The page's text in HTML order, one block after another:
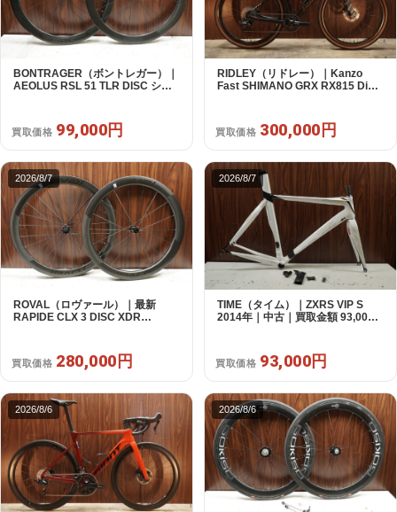
BONTRAGER（ボントレガー）｜
AEOLUS RSL 51 TLR DISC シマ
買取価格 99,000円
RIDLEY（リドレー）｜Kanzo
Fast SHIMANO GRX RX815 Di2
買取価格 300,000円
2026/8/7
ROVAL（ロヴァール）｜最新
RAPIDE CLX 3 DISC XDR
買取価格 280,000円
2026/8/7
TIME（タイム）｜ZXRS VIP S
2014年｜中古｜買取金額 93,000
買取価格 93,000円
2026/8/6 2026/8/6